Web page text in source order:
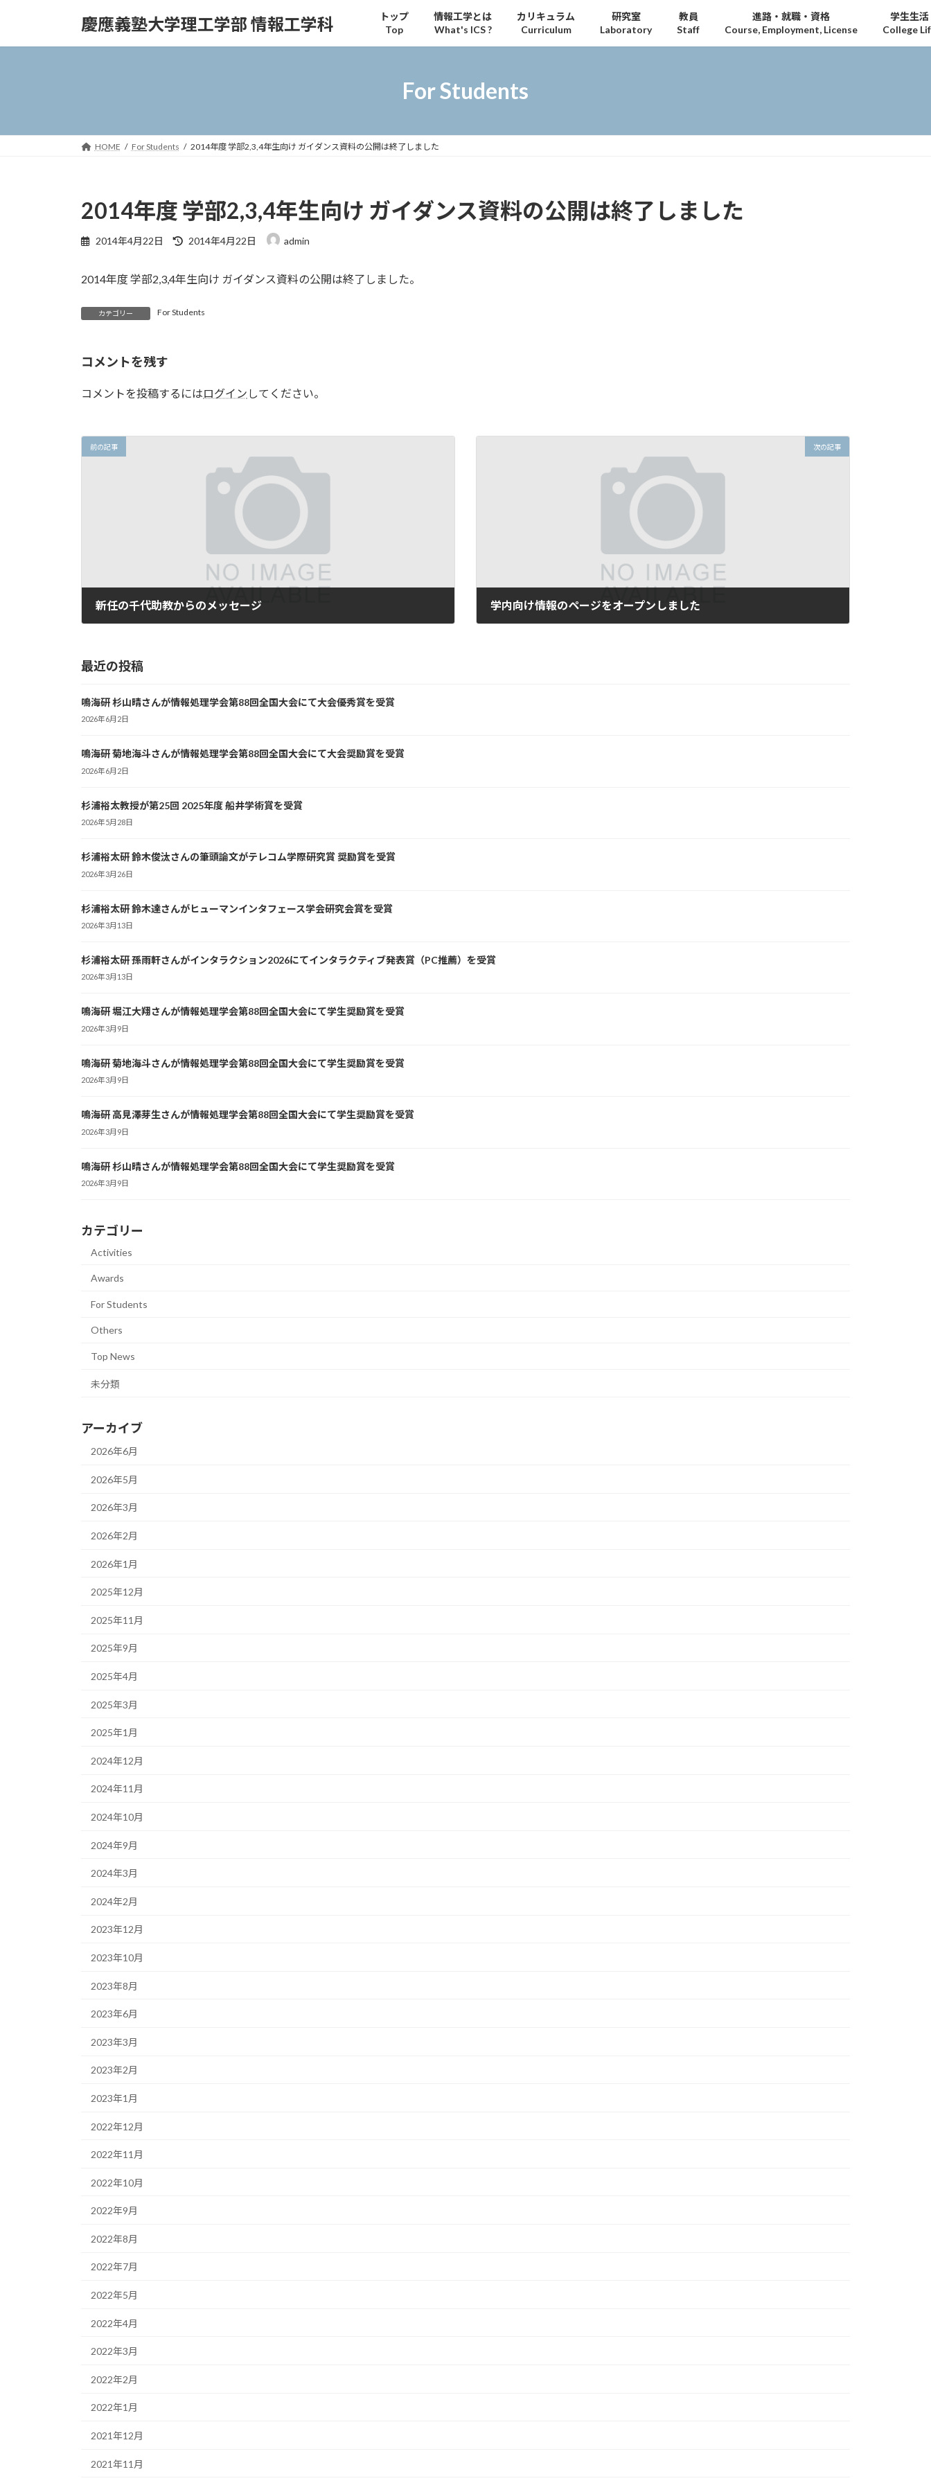
慶應義塾大学理工学部 情報工学科
トップ
Top
情報工学とは
What's ICS ?
カリキュラム
Curriculum
研究室
Laboratory
教員
Staff
進路・就職・資格
Course, Employment, License
学生生活
College
For Students
HOME For Students 2014年度 学部2,3,4年生向け ガイダンス資料の公開は終了しました
2014年度 学部2,3,4年生向け ガイダンス資料の公開は終了しました
2014年4月22日
最
新
2014年4月22日 admin
2014年度 学部2,3,4年生向け ガイダンス資料の公開は終了しました。
カテゴリー For Students
コメントを残す
コメントを投稿するにはログイン してください。
前の記事
新任の千代助教からのメッセージ
次の記事
学内向け情報のページをオープンしました
最近の投稿
鳴海研 杉山晴さんが情報処理学会第88回全国大会にて大会優秀賞を受賞
2026年6月2日
鳴海研 菊地海斗さんが情報処理学会第88回全国大会にて大会奨励賞を受賞
2026年6月2日
杉浦裕太教授が第25回 2025年度 船井学術賞を受賞
2026年5月28日
杉浦裕太研 鈴木俊汰さんの筆頭論文がテレコム学際研究賞 奨励賞を受賞
2026年3月26日
杉浦裕太研 鈴木達さんがヒューマンインタフェース学会研究会賞を受賞
2026年3月13日
杉浦裕太研 孫雨軒さんがインタラクション2026にてインタラクティブ発表賞（PC推薦）を受賞
2026年3月13日
鳴海研 堀江大翔さんが情報処理学会第88回全国大会にて学生奨励賞を受賞
2026年3月9日
鳴海研 菊地海斗さんが情報処理学会第88回全国大会にて学生奨励賞を受賞
2026年3月9日
鳴海研 高見澤芽生さんが情報処理学会第88回全国大会にて学生奨励賞を受賞
2026年3月9日
鳴海研 杉山晴さんが情報処理学会第88回全国大会にて学生奨励賞を受賞
2026年3月9日
カテゴリー
Activities
Awards
For Students
Others
Top News
未分類
アーカイブ
2026年6月
2026年5月
2026年3月
2026年2月
2026年1月
2025年12月
2025年11月
2025年9月
2025年4月
2025年3月
2025年1月
2024年12月
2024年11月
2024年10月
2024年9月
2024年3月
2024年2月
2023年12月
2023年10月
2023年8月
2023年6月
2023年3月
2023年2月
2023年1月
2022年12月
2022年11月
2022年10月
2022年9月
2022年8月
2022年7月
2022年5月
2022年4月
2022年3月
2022年2月
2022年1月
2021年12月
2021年11月